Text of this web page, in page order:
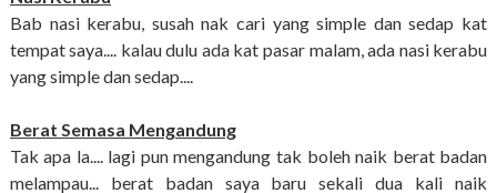
Bab nasi kerabu, susah nak cari yang simple dan sedap kat
tempat saya.... kalau dulu ada kat pasar malam, ada nasi kerabu
yang simple dan sedap....
Berat Semasa Mengandung
Tak apa la.... lagi pun mengandung tak boleh naik berat badan
melampau... berat badan saya baru sekali dua kali naik